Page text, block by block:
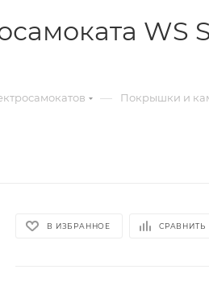
— Покрышки и
В ИЗБРАННОЕ СРАВНИТЬ